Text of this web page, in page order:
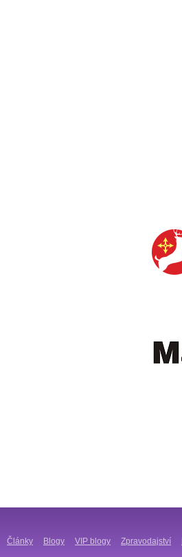
Články Blogy VIP blogy Zpravodajství